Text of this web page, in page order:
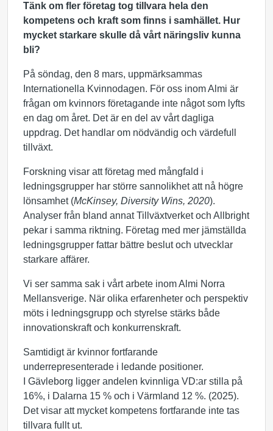
Tänk om fler företag tog tillvara hela den
kompetens och kraft som finns i samhället. Hur
mycket starkare skulle då vårt näringsliv kunna
bli?
På söndag, den 8 mars, uppmärksammas
Internationella Kvinnodagen. För oss inom Almi är
frågan om kvinnors företagande inte något som lyfts
en dag om året. Det är en del av vårt dagliga
uppdrag. Det handlar om nödvändig och värdefull
tillväxt.
Forskning visar att företag med mångfald i
ledningsgrupper har större sannolikhet att nå högre
lönsamhet (McKinsey, Diversity Wins, 2020).
Analyser från bland annat Tillväxtverket och Allbright
pekar i samma riktning. Företag med mer jämställda
ledningsgrupper fattar bättre beslut och utvecklar
starkare affärer.
Vi ser samma sak i vårt arbete inom Almi Norra
Mellansverige. När olika erfarenheter och perspektiv
möts i ledningsgrupp och styrelse stärks både
innovationskraft och konkurrenskraft.
Samtidigt är kvinnor fortfarande
underrepresenterade i ledande positioner.
I Gävleborg ligger andelen kvinnliga VD:ar stilla på
16%, i Dalarna 15 % och i Värmland 12 %. (2025).
Det visar att mycket kompetens fortfarande inte tas
tillvara fullt ut.